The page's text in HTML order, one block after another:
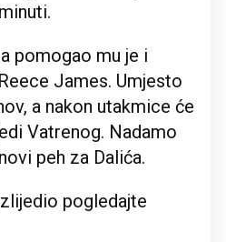
pomogao mu je i
James. Umjesto
a nakon utakmice će
Vatrenog. Nadamo
peh za Dalića.
pogledajte